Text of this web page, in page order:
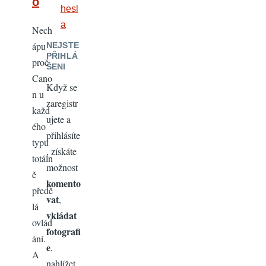
Nech
ápu
proč
Cano
n u
každ
ého
typu
totáln
ě
předě
lá
ovlád
ání.
A
hesl
a
NEJSTE
PŘIHLÁ
ŠENI
Když se
zaregistr
ujete a
přihlásíte
, získáte
možnost
komento
vat,
vkládat
fotografi
e,
nahlížet